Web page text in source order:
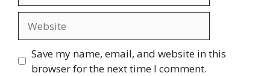
Save my name, email, and website in this
browser for the next time I comment.